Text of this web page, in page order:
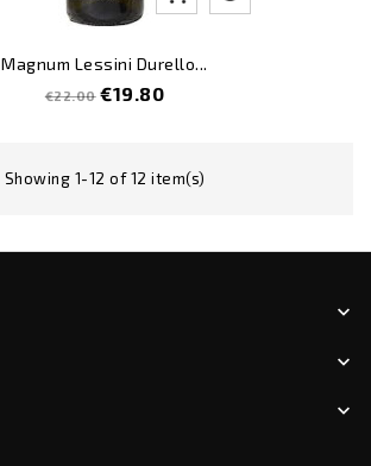
Magnum Lessini Durello...
Regular
€22.00 Price
€19.80
Showing 1-12 of 12 item(s)
keyboard_arrow_down
keyboard_arrow_down
keyboard_arrow_down